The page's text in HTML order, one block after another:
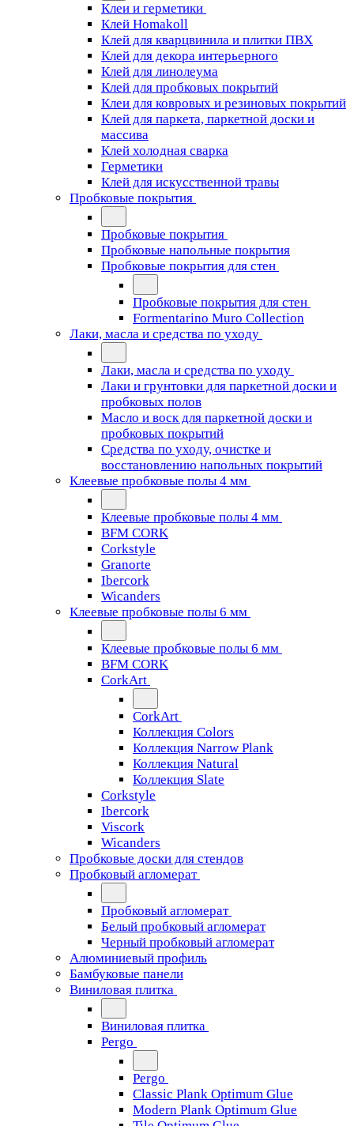
Клеи и герметики
Клей Homakoll
Клей для кварцвинила и плитки ПВХ
Клей для декора интерьерного
Клей для линолеума
Клей для пробковых покрытий
Клеи для ковровых и резиновых покрытий
Клей для паркета, паркетной доски и
массива
Клей холодная сварка
Герметики
Клей для искусственной травы
Пробковые покрытия
Пробковые покрытия
Пробковые напольные покрытия
Пробковые покрытия для стен
Пробковые покрытия для стен
Formentarino Muro Collection
Лаки, масла и средства по уходу
Лаки, масла и средства по уходу
Лаки и грунтовки для паркетной доски и
пробковых полов
Масло и воск для паркетной доски и
пробковых покрытий
Средства по уходу, очистке и
восстановлению напольных покрытий
Клеевые пробковые полы 4 мм
Клеевые пробковые полы 4 мм
BFM CORK
Corkstyle
Granorte
Ibercork
Wicanders
Клеевые пробковые полы 6 мм
Клеевые пробковые полы 6 мм
BFM CORK
CorkArt
CorkArt
Коллекция Colors
Коллекция Narrow Plank
Коллекция Natural
Коллекция Slate
Corkstyle
Ibercork
Viscork
Wicanders
Пробковые доски для стендов
Пробковый агломерат
Пробковый агломерат
Белый пробковый агломерат
Черный пробковый агломерат
Алюминиевый профиль
Бамбуковые панели
Виниловая плитка
Виниловая плитка
Pergo
Pergo
Classic Plank Optimum Glue
Modern Plank Optimum Glue